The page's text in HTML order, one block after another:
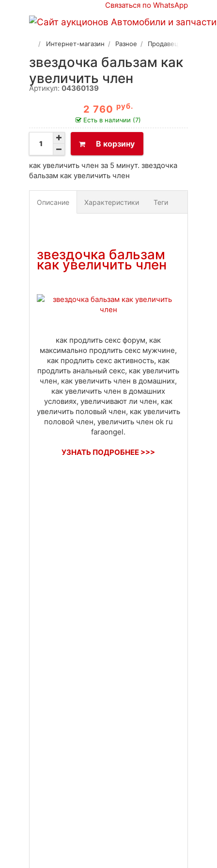
Связаться по WhatsApp
Интернет-магазин Разное Продавец 2
звездочка бальзам как
увеличить член
Артикул: 04360139
2 760 руб.
Есть в наличии (7)
В корзину
как увеличить член за 5 минут. звездочка
бальзам как увеличить член
Описание Характеристики Теги
звездочка бальзам
как увеличить член
как продлить секс форум, как
максимально продлить секс мужчине,
как продлить секс активность, как
продлить анальный секс, как увеличить
член, как увеличить член в домашних,
как увеличить член в домашних
условиях, увеличивают ли член, как
увеличить половый член, как увеличить
половой член, увеличить член ok ru
faraongel.
УЗНАТЬ ПОДРОБНЕЕ >>>